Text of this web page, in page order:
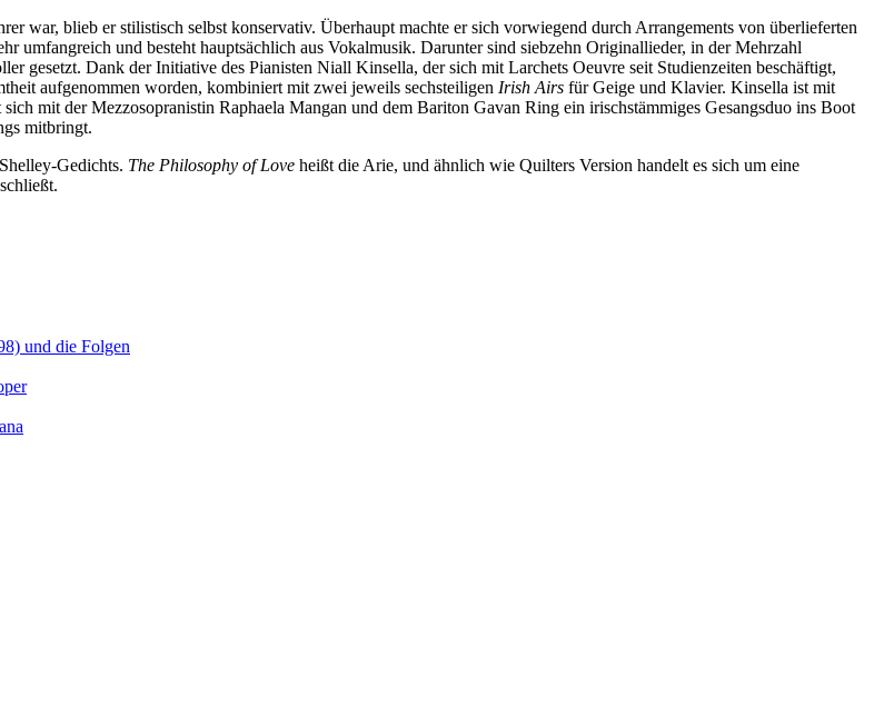
war, blieb er stilistisch selbst konservativ. Überhaupt machte er sich vorwiegend durch Arrangements von überlieferten
umfangreich und besteht hauptsächlich aus Vokalmusik. Darunter sind siebzehn Originallieder, in der Mehrzahl
gesetzt. Dank der Initiative des Pianisten Niall Kinsella, der sich mit Larchets Oeuvre seit Studienzeiten beschäftigt,
aufgenommen worden, kombiniert mit zwei jeweils sechsteiligen Irish Airs für Geige und Klavier. Kinsella ist mit
mit der Mezzosopranistin Raphaela Mangan und dem Bariton Gavan Ring ein irischstämmiges Gesangsduo ins Boot
mitbringt.
Gedichts. The Philosophy of Love heißt die Arie, und ähnlich wie Quilters Version handelt es sich um eine
und die Folgen